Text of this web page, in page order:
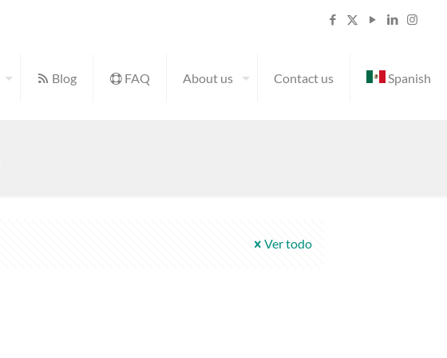
Blog FAQ About us Contact us Spanish
Ver todo